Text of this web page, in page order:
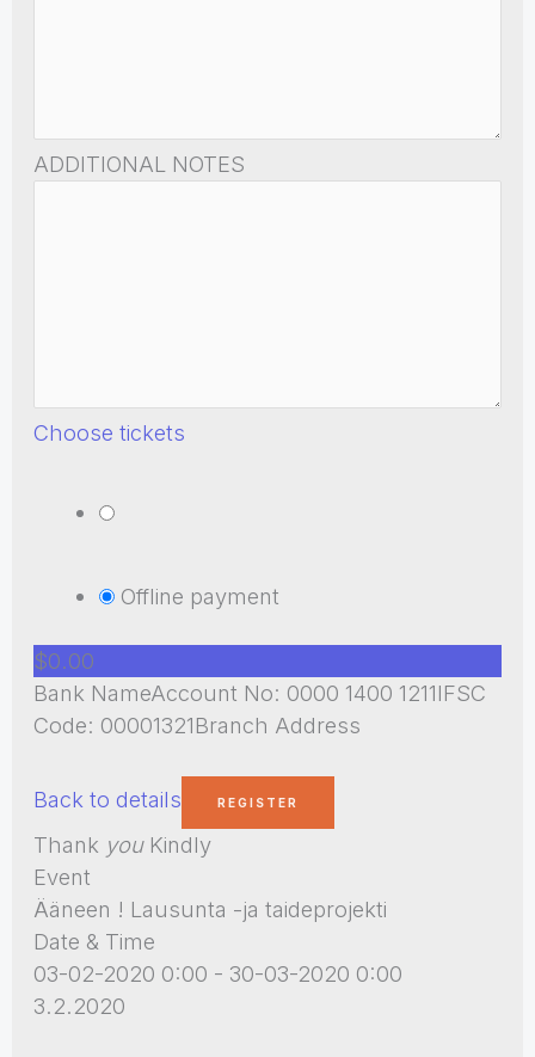
ADDITIONAL NOTES
Choose tickets
Offline payment
$0.00
Bank NameAccount No: 0000 1400 1211IFSC
Code: 00001321Branch Address
Back to details
Thank youKindly
Event
Ääneen ! Lausunta -ja taideprojekti
Date & Time
03-02-2020 0:00 - 30-03-2020 0:00
3.2.2020